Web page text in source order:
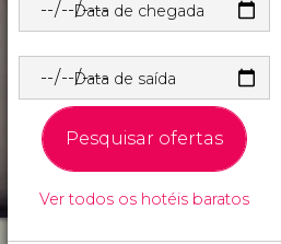
Data de chegada
Data de saída
Pesquisar ofertas
Ver todos os hotéis baratos